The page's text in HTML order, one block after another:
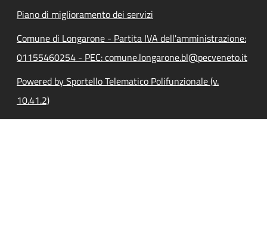
Piano di miglioramento dei servizi
Comune di Longarone - Partita IVA dell'amministrazione:
01155460254 - PEC: comune.longarone.bl@pecveneto.it
Powered by Sportello Telematico Polifunzionale (v.
10.41.2)